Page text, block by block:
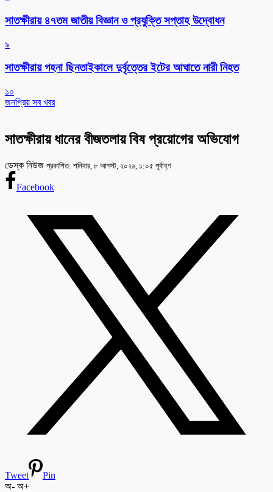
সাতক্ষীরায় ৪৭তম জাতীয় বিজ্ঞান ও প্রযুক্তি সপ্তাহ উদ্বোধন
৯
সাতক্ষীরায় গহনা ছিনতাইকালে দুর্বৃত্তের ইটের আঘাতে নারী নিহত
১০
জনপ্রিয় সব খবর
সাতক্ষীরায় ধানের বীজতলায় বিষ প্রয়োগের অভিযোগ
ডেস্ক নিউজ প্রকাশিত: শনিবার, ৮ আগস্ট, ২০২৬, ১:০৫ পূর্বাহ্ণ
Facebook
Tweet
Pin
অ- অ+